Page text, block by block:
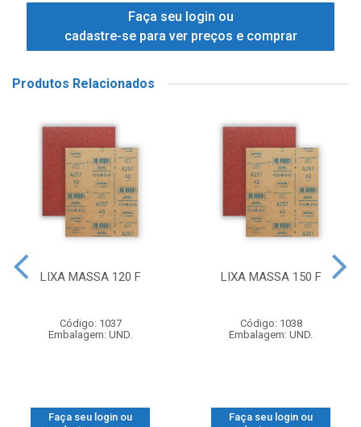
Faça seu login ou
cadastre-se para ver preços e comprar
Produtos Relacionados
LIXA MASSA 120 F
Código: 1037
Embalagem: UND.
Faça seu login ou
LIXA MASSA 150 F
Código: 1038
Embalagem: UND.
Faça seu login ou